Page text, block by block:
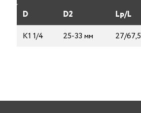
D
D2 Lp/L
К1 1/4
25-33 мм 27/67,5